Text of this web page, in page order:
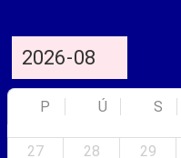
P Ú S
27 28 29